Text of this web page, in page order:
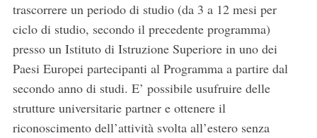
trascorrere un periodo di studio (da 3 a 12 mesi per
ciclo di studio, secondo il precedente programma)
presso un Istituto di Istruzione Superiore in uno dei
Paesi Europei partecipanti al Programma a partire dal
secondo anno di studi. E’ possibile usufruire delle
strutture universitarie partner e ottenere il
riconoscimento dell’attività svolta all’estero senza